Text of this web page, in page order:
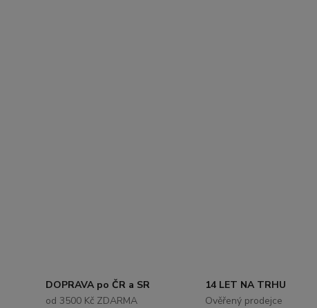
DOPRAVA po ČR a SR
od 3500 Kč ZDARMA
14 LET NA TRHU
Ověřený prodejce